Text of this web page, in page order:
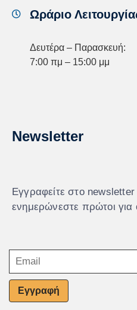
Ωράριο
Δευτέρα – Παρασκευή:
7:00 πμ – 15:00 μμ
Newsletter
Εγγραφείτε στο
ενημερώνεστε πρώτοι για
Εγγραφή